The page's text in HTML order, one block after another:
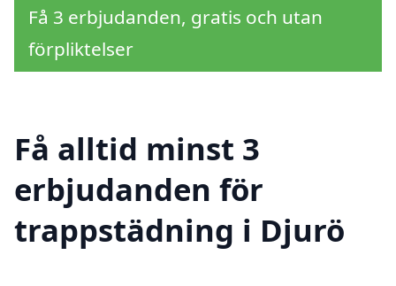
Få 3 erbjudanden, gratis och utan
förpliktelser
Få alltid minst 3
erbjudanden för
trappstädning i Djurö